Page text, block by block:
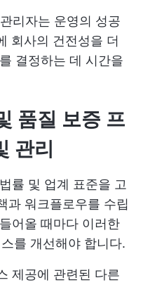
리자는 운영의 성공
회사의 건전성을 더
결정하는 데 시간을
품질 보증 프
관리
률 및 업계 표준을 고
과 워크플로우를 수립
어올 때마다 이러한
를 개선해야 합니다.
제공에 관련된 다른